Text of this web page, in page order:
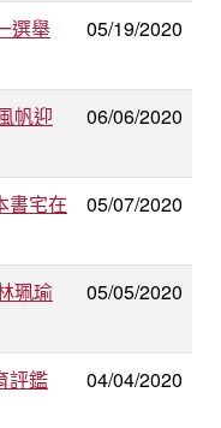
選舉
05/19/2020
帆迎
06/06/2020
書宅在
05/07/2020
珮瑜
05/05/2020
評鑑 04/04/2020